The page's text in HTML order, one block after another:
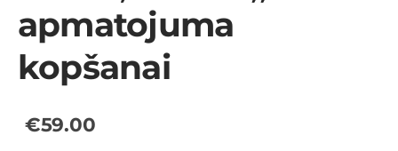
apmatojuma
kopšanai
€59.00